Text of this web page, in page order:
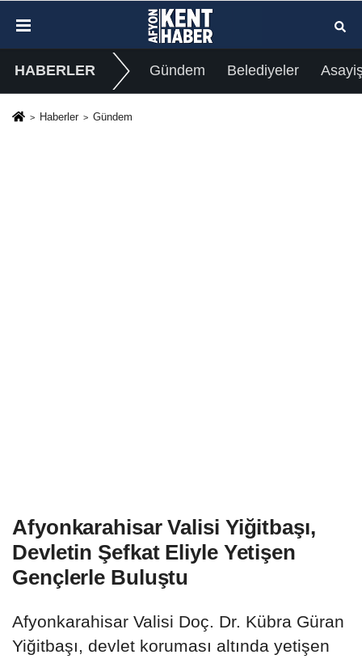
HABERLER Gündem Belediyeler
Haberler Gündem
Afyonkarahisar Valisi Yiğitbaşı,
Devletin Şefkat Eliyle Yetişen
Gençlerle Buluştu
Afyonkarahisar Valisi Doç. Dr. Kübra Güran
Yiğitbaşı, devlet koruması altında yetişen